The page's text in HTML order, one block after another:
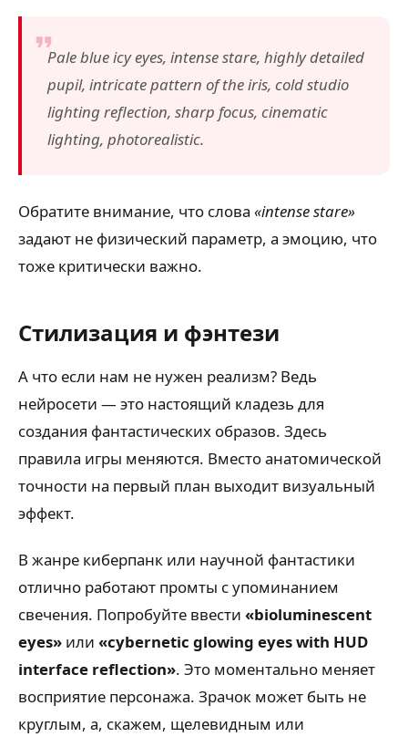
Pale blue icy eyes, intense stare, highly detailed
pupil, intricate pattern of the iris, cold studio
lighting reflection, sharp focus, cinematic
lighting, photorealistic.
Обратите внимание, что слова «intense stare»
задают не физический параметр, а эмоцию, что
тоже критически важно.
Стилизация и фэнтези
А что если нам не нужен реализм? Ведь
нейросети — это настоящий кладезь для
создания фантастических образов. Здесь
правила игры меняются. Вместо анатомической
точности на первый план выходит визуальный
эффект.
В жанре киберпанк или научной фантастики
отлично работают промты с упоминанием
свечения. Попробуйте ввести «bioluminescent
eyes» или «cybernetic glowing eyes with HUD
interface reflection». Это моментально меняет
восприятие персонажа. Зрачок может быть не
круглым, а, скажем, щелевидным или